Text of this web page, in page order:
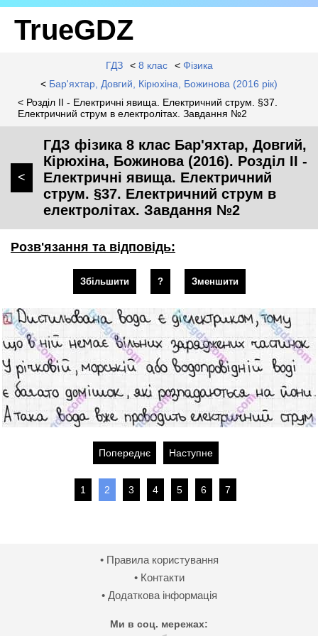
TrueGDZ
ГДЗ < 8 клас < Фізика
< Бар'яхтар, Довгий, Кірюхіна, Божинова (2016 рік)
< Розділ II - Електричні явища. Електричний струм. §37.
Електричний струм в електролітах. Завдання №2
<
ГДЗ фізика 8 клас Бар'яхтар, Довгий,
Кірюхіна, Божинова (2016). Розділ II -
Електричні явища. Електричний
струм. §37. Електричний струм в
електролітах. Завдання №2
Розв'язання та відповідь:
Збільшити ? Зменшити
Попереднє Наступне
1 2 3 4 5 6 7
• Правила користування
• Контакти
• Додаткова інформація
Ми в соц. мережах: